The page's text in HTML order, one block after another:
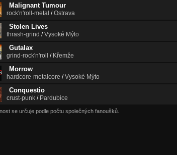
Malignant Tumour
rock'n'roll-metal /Ostrava
Stolen Lives
thrash-grind /Vysoké Mýto
Gutalax
grind-rock'n'roll / Křemže
Morrow
hardcore-metalcore /Vysoké Mýto
Conquestio
crust-punk / Pardubice
se určuje podle počtu společných fanoušků.